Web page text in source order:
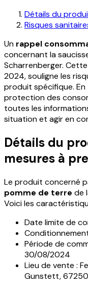
Détails du
Risques
Un rappel
concernant la
Scharrenberger.
2024, souligne les
produit spécifique.
protection des
toutes les
situation et agir en
Détails du
mesures à
Le produit concerné
pomme de terre de
Voici les
Date limite de
Période de
30/08/2024
Lieu de vente :
Gunstett, 67250